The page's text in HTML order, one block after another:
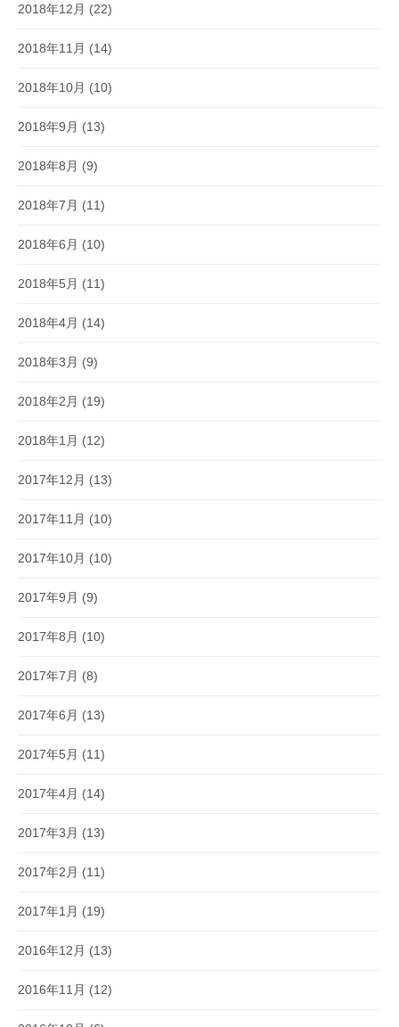
2018年12月 (22)
2018年11月 (14)
2018年10月 (10)
2018年9月 (13)
2018年8月 (9)
2018年7月 (11)
2018年6月 (10)
2018年5月 (11)
2018年4月 (14)
2018年3月 (9)
2018年2月 (19)
2018年1月 (12)
2017年12月 (13)
2017年11月 (10)
2017年10月 (10)
2017年9月 (9)
2017年8月 (10)
2017年7月 (8)
2017年6月 (13)
2017年5月 (11)
2017年4月 (14)
2017年3月 (13)
2017年2月 (11)
2017年1月 (19)
2016年12月 (13)
2016年11月 (12)